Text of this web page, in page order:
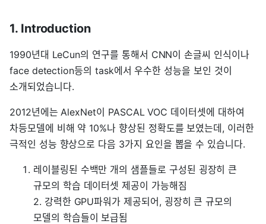
1. Introduction
1990년대 LeCun의 연구를 통해서 CNN이 손글씨 인식이나
face detection등의 task에서 우수한 성능을 보인 것이
소개되었습니다.
2012년에는 AlexNet이 PASCAL VOC 데이터셋에 대하여
차등모델에 비해 약 10%나 향상된 정확도를 보였는데, 이러한
극적인 성능 향상으로 다음 3가지 요인을 뽑을 수 있습니다.
레이블링된 수백만 개의 샘플들로 구성된 굉장히 큰
규모의 학습 데이터셋 제공이 가능해짐
2. 강력한 GPU파워가 제공되어, 굉장히 큰 규모의
모델의 학습들이 보급됨